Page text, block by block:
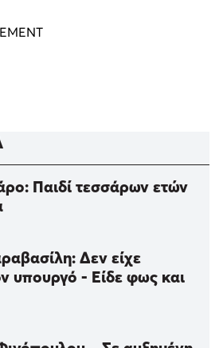
Παιδί τεσσάρων ετών
Δεν είχε
υπουργό - Είδε φως και